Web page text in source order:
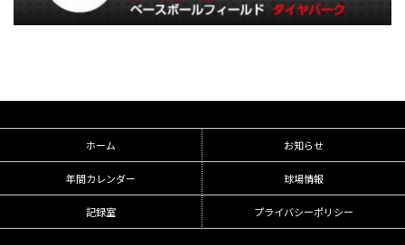
ホーム お知らせ
年間カレンダー 球場情報
記録室 プライバシーポリシー